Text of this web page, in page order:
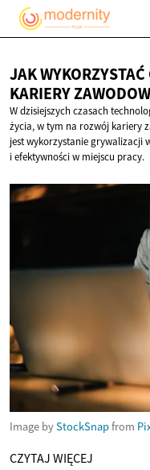
JAK
KARIERY
W dzisiejszych czasach
życia, w tym na rozwój kariery
jest wykorzystanie grywalizacji
i efektywności w miejscu pracy.
Image byStockSnapfrom
CZYTAJ WIĘCEJ